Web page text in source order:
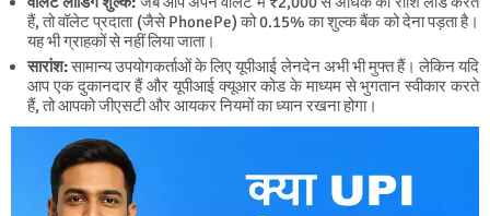
हैं, तो वॉलेट प्रदाता (जैसे PhonePe) को 0.15% का शुल्क बैंक को देना पड़ता है।
यह भी ग्राहकों से नहीं लिया जाता।
सारांश:सामान्य उपयोगकर्ताओं के लिए यूपीआई लेनदेन अभी भी मुफ्त हैं। लेकिन यदि
आप एक दुकानदार हैं और यूपीआई क्यूआर कोड के माध्यम से भुगतान स्वीकार करते
हैं, तो आपको जीएसटी और आयकर नियमों का ध्यान रखना होगा।